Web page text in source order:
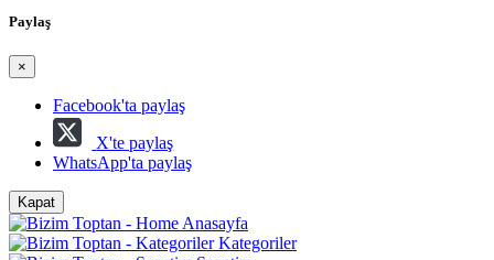
Paylaş
×
Facebook'ta paylaş
X'te paylaş
WhatsApp'ta paylaş
Kapat
Anasayfa
Kategoriler